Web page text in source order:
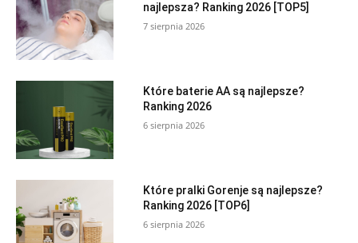
najlepsza? Ranking 2026 [TOP5]
7 sierpnia 2026
Które baterie AA są najlepsze?
Ranking 2026
6 sierpnia 2026
Które pralki Gorenje są najlepsze?
Ranking 2026 [TOP6]
6 sierpnia 2026